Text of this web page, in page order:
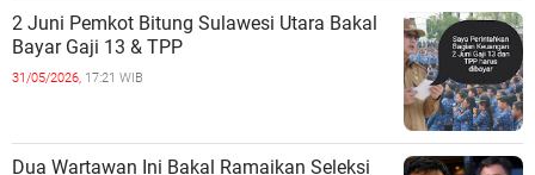
2 Juni Pemkot Bitung Sulawesi Utara Bakal
Bayar Gaji 13 & TPP
31/05/2026, 17:21 WIB
Dua Wartawan Ini Bakal Ramaikan Seleksi